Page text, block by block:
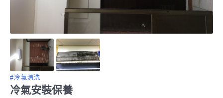
#冷氣清洗
冷氣安裝保養